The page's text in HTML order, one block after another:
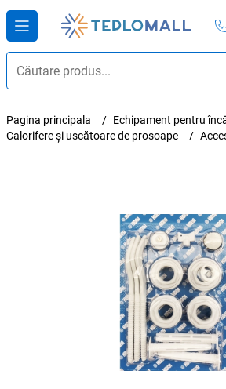
Pagina principala
Echipament pentru
Calorifere și uscătoare de prosoape